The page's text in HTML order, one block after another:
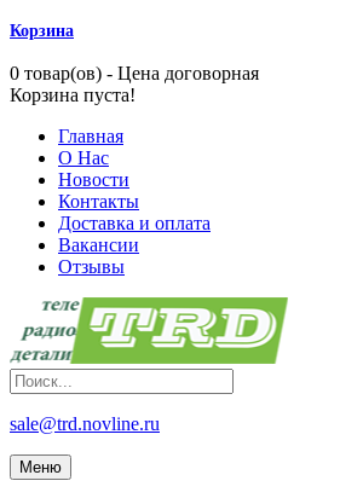
Корзина
0 товар(ов) - Цена договорная
Корзина пуста!
Главная
О Нас
Новости
Контакты
Доставка и оплата
Вакансии
Отзывы
sale@trd.novline.ru
Меню